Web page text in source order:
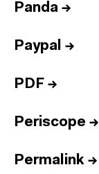
Panda →
Paypal →
PDF →
Periscope →
Permalink →